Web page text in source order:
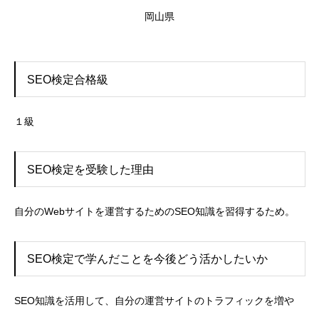
岡山県
SEO検定合格級
１級
SEO検定を受験した理由
自分のWebサイトを運営するためのSEO知識を習得するため。
SEO検定で学んだことを今後どう活かしたいか
SEO知識を活用して、自分の運営サイトのトラフィックを増や